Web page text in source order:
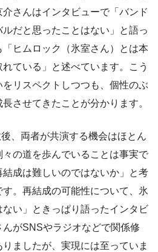
さんはインタビューで「バンド
だと思ったことはない」と語っ
ヒムロック（氷室さん）とは本
ている」と述べています。こう
リスペクトしつつも、個性のぶ
させてきたことが分かります。
、両者が共演する機会はほとん
の道を歩んでいることは事実で
成は難しいのではないか」と考
。再結成の可能性について、氷
い」ときっぱり語ったインタビ
んがSNSやラジオなどで関係修
ましたが、実現には至っていま